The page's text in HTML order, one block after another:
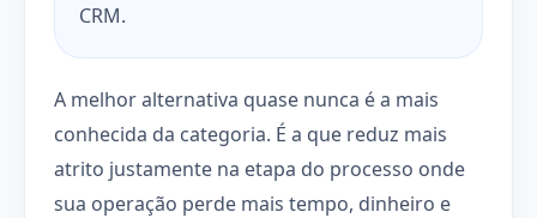
CRM.
A melhor alternativa quase nunca é a mais
conhecida da categoria. É a que reduz mais
atrito justamente na etapa do processo onde
sua operação perde mais tempo, dinheiro e